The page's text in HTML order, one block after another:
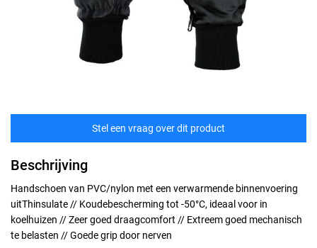
Stel een vraag over dit product
Beschrijving
Handschoen van PVC/nylon met een verwarmende binnenvoering
uitThinsulate // Koudebescherming tot -50°C, ideaal voor in
koelhuizen // Zeer goed draagcomfort // Extreem goed mechanisch
te belasten // Goede grip door nerven